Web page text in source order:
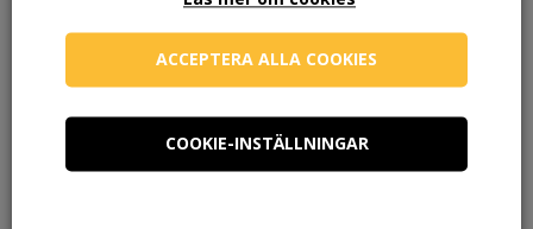
ACCEPTERA ALLA COOKIES
COOKIE-INSTÄLLNINGAR